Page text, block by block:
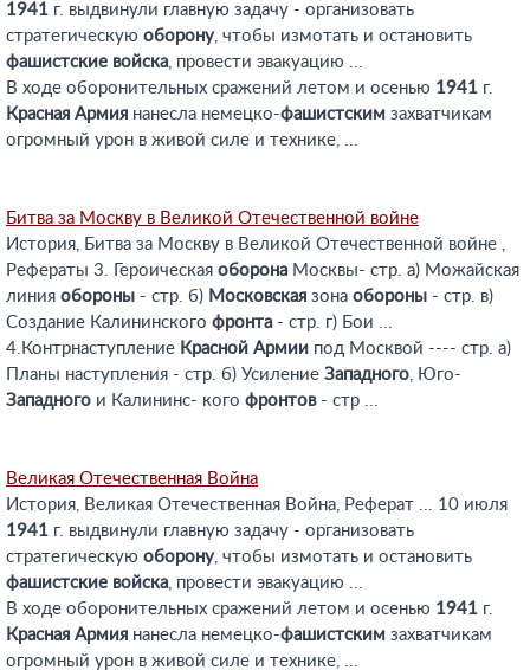
1941 г. выдвинули главную задачу - организовать
стратегическую оборону, чтобы измотать и остановить
фашистские войска, провести эвакуацию ...
В ходе оборонительных сражений летом и осенью 1941 г.
Красная Армия нанесла немецко-фашистским захватчикам
огромный урон в живой силе и технике, ...
Битва за Москву в Великой Отечественной войне
История, Битва за Москву в Великой Отечественной войне ,
Рефераты 3. Героическая оборона Москвы- стр. а) Можайская
линия обороны - стр. б) Московская зона обороны - стр. в)
Создание Калининского фронта - стр. г) Бои ...
4.Контрнаступление Красной Армии под Москвой ---- стр. а)
Планы наступления - стр. б) Усиление Западного, Юго-
Западного и Калининс- кого фронтов- стр ...
Великая Отечественная Война
История, Великая Отечественная Война, Реферат ... 10 июля
1941 г. выдвинули главную задачу - организовать
стратегическую оборону, чтобы измотать и остановить
фашистские войска, провести эвакуацию ...
В ходе оборонительных сражений летом и осенью 1941 г.
Красная Армия нанесла немецко-фашистским захватчикам
огромный урон в живой силе и технике, ...